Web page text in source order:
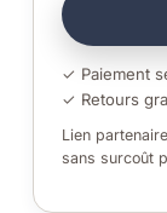
✓ Paiement
✓ Retours
Lien
sans surcoût